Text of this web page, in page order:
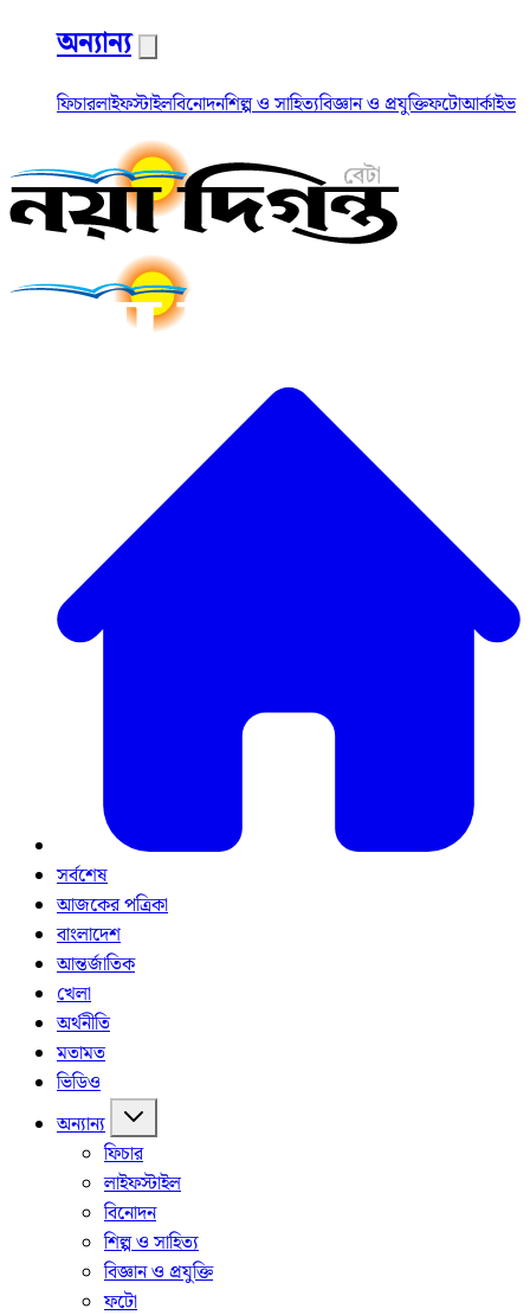
অন্যান্য
ফিচারলাইফস্টাইলবিনোদনশিল্প ও সাহিত্যবিজ্ঞান ও প্রযুক্তিফটোআর্কাইভ
সর্বশেষ
আজকের পত্রিকা
বাংলাদেশ
আন্তর্জাতিক
খেলা
অর্থনীতি
মতামত
ভিডিও
অন্যান্য
ফিচার
লাইফস্টাইল
বিনোদন
শিল্প ও সাহিত্য
বিজ্ঞান ও প্রযুক্তি
ফটো